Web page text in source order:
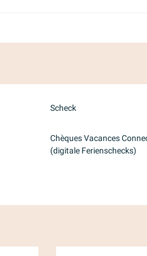
Scheck
Chèques Vacances
(digitale Ferienschecks)